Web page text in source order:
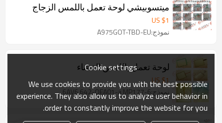
ميتسوبيشي لوحة تعمل باللمس الزجاج
US $1
نموذج:A975GOT-TBD-EU
لوحة تعمل باللمس الغشاء
US $1
نموذج:6AV6 642-OEA01-a MP177-6
Cookie settings
We use cookies to provide you with the best possible
experience. They also allow us to analyze user behavior in
order to constantly improve the website for you.